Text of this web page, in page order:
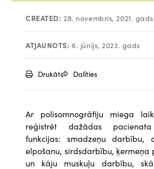
CREATED: 28. novembris, 2021. gads
ATJAUNOTS: 6. jūnijs, 2023. gads
Drukāt Dalīties
Ar polisomnogrāfiju miega
reģistrēt dažādas
funkcijas: smadzeņu darbību,
elpošanu, sirdsdarbību, ķermeņa
un kāju muskuļu darbību,